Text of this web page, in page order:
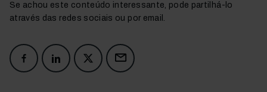
Se achou este conteúdo interessante, pode partilhá-lo
através das redes sociais ou por email.